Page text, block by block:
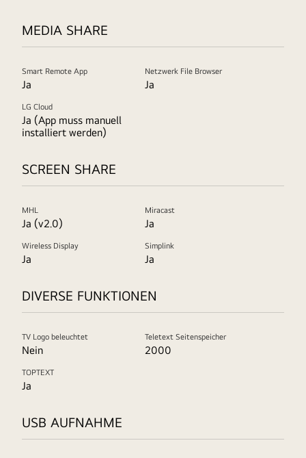
MEDIA SHARE
Smart Remote App
Ja
Netzwerk File Browser
Ja
LG Cloud
Ja (App muss manuell
installiert werden)
SCREEN SHARE
MHL
Ja (v2.0)
Miracast
Ja
Wireless Display
Ja
Simplink
Ja
DIVERSE FUNKTIONEN
TV Logo beleuchtet
Nein
Teletext Seitenspeicher
2000
TOPTEXT
Ja
USB AUFNAHME